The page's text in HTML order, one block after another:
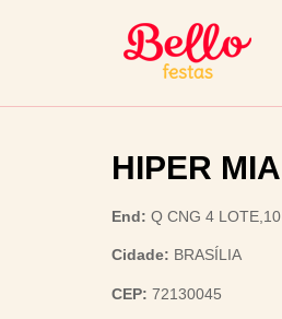
HIPER
End: Q CNG 4 LOTE,10
Cidade: BRASÍLIA
CEP: 72130045